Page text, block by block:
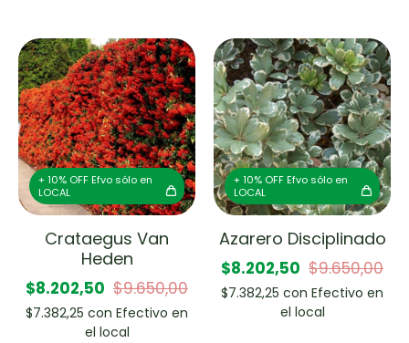
+ 10% OFF Efvo sólo en
LOCAL
Crataegus Van
Heden
$8.202,50 $9.650,00
$7.382,25 con Efectivo en
el local
+ 10% OFF Efvo sólo en
LOCAL
Azarero Disciplinado
$8.202,50 $9.650,00
$7.382,25 con Efectivo en
el local